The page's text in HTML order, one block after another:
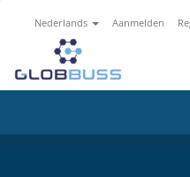
Nederlands Aanmelden